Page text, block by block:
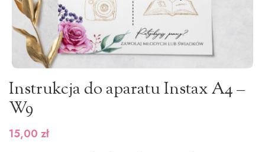
Instrukcja do aparatu Instax A4 –
W9
15,00 zł